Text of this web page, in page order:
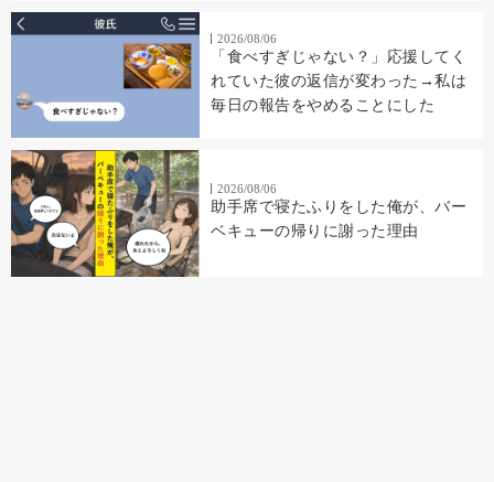
2026/08/06
「食べすぎじゃない？」応援してく
れていた彼の返信が変わった→私は
毎日の報告をやめることにした
2026/08/06
助手席で寝たふりをした俺が、バー
ベキューの帰りに謝った理由